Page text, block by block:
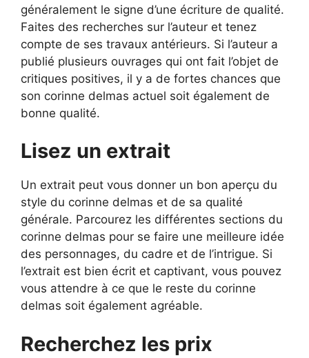
généralement le signe d’une écriture de qualité.
Faites des recherches sur l’auteur et tenez
compte de ses travaux antérieurs. Si l’auteur a
publié plusieurs ouvrages qui ont fait l’objet de
critiques positives, il y a de fortes chances que
son corinne delmas actuel soit également de
bonne qualité.
Lisez un extrait
Un extrait peut vous donner un bon aperçu du
style du corinne delmas et de sa qualité
générale. Parcourez les différentes sections du
corinne delmas pour se faire une meilleure idée
des personnages, du cadre et de l’intrigue. Si
l’extrait est bien écrit et captivant, vous pouvez
vous attendre à ce que le reste du corinne
delmas soit également agréable.
Recherchez les prix